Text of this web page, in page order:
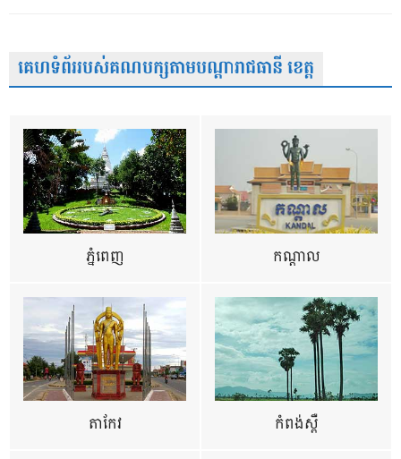
គេហទំព័ររបស់គណបក្សតាមបណ្តារាជធានី ខេត្ត
ភ្នំពេញ កណ្តាល
តាកែវ កំពង់ស្ពឺ